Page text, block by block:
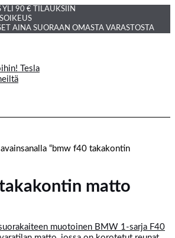
YLI 90 € TILAUKSIIN
AINA SUORAAN OMASTA VARASTOSTA
“bmw f40 takakontin
matto